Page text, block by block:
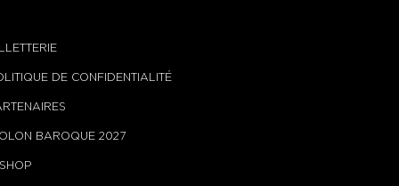
DE CONFIDENTIALITÉ
BAROQUE 2027